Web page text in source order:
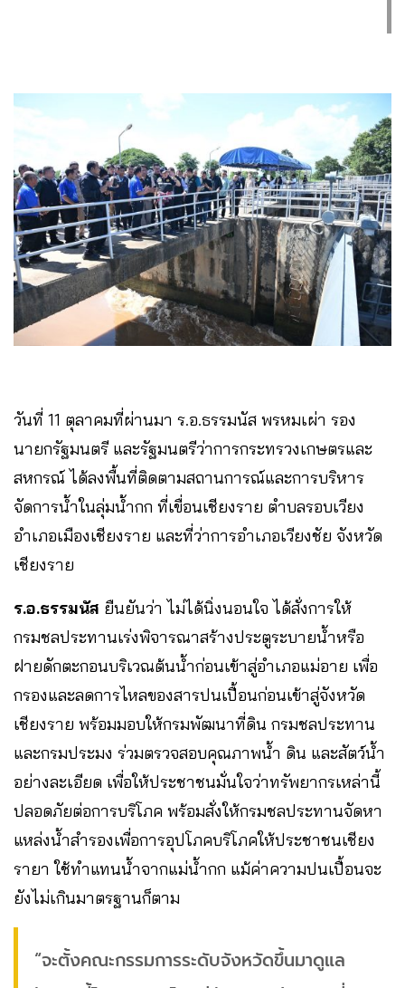
วันที่ 11 ตุลาคมที่ผ่านมา ร.อ.ธรรมนัส พรหมเผ่า รอง
นายกรัฐมนตรี และรัฐมนตรีว่าการกระทรวงเกษตรและ
สหกรณ์ ได้ลงพื้นที่ติดตามสถานการณ์และการบริหาร
จัดการน้ำในลุ่มน้ำกก ที่เขื่อนเชียงราย ตำบลรอบเวียง
อำเภอเมืองเชียงราย และที่ว่าการอำเภอเวียงชัย จังหวัด
เชียงราย
ร.อ.ธรรมนัส ยืนยันว่า ไม่ได้นิ่งนอนใจ ได้สั่งการให้
กรมชลประทานเร่งพิจารณาสร้างประตูระบายน้ำหรือ
ฝายดักตะกอนบริเวณต้นน้ำก่อนเข้าสู่อำเภอแม่อาย เพื่อ
กรองและลดการไหลของสารปนเปื้อนก่อนเข้าสู่จังหวัด
เชียงราย พร้อมมอบให้กรมพัฒนาที่ดิน กรมชลประทาน
และกรมประมง ร่วมตรวจสอบคุณภาพน้ำ ดิน และสัตว์น้ำ
อย่างละเอียด เพื่อให้ประชาชนมั่นใจว่าทรัพยากรเหล่านี้
ปลอดภัยต่อการบริโภค พร้อมสั่งให้กรมชลประทานจัดหา
แหล่งน้ำสำรองเพื่อการอุปโภคบริโภคให้ประชาชนเชียง
รายา ใช้ทำแทนน้ำจากแม่น้ำกก แม้ค่าความปนเปื้อนจะ
ยังไม่เกินมาตรฐานก็ตาม
“จะตั้งคณะกรรมการระดับจังหวัดขึ้นมาดูแล